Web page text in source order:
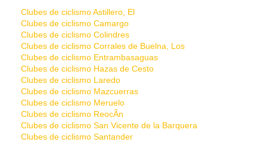
Clubes de ciclismo Astillero, El
Clubes de ciclismo Camargo
Clubes de ciclismo Colindres
Clubes de ciclismo Corrales de Buelna, Los
Clubes de ciclismo Entrambasaguas
Clubes de ciclismo Hazas de Cesto
Clubes de ciclismo Laredo
Clubes de ciclismo Mazcuerras
Clubes de ciclismo Meruelo
Clubes de ciclismo ReocÃ­n
Clubes de ciclismo San Vicente de la Barquera
Clubes de ciclismo Santander